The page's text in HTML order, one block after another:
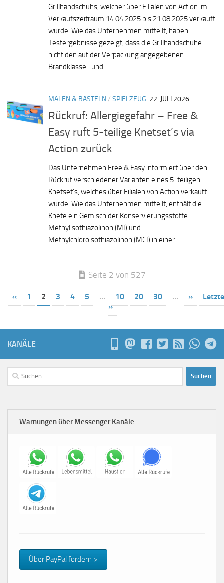
Grillhandschuhs, welcher über Filialen von Action im
Verkaufszeitraum 14⁠.04⁠.2025 bis 21⁠.08⁠.2025 verkauft
wurde. Wie das Unternehmen mitteilt, haben
Testergebnisse gezeigt, dass die Grillhandschuhe
nicht den auf der Verpackung angegebenen
Brandklasse- und...
MALEN & BASTELN/ SPIELZEUG 22. JULI 2026
Rückruf: Allergiegefahr – Free &
Easy ruft 5-teilige Knetset’s via
Action zurück
Das Unternehmen Free & Easy informiert über den
Rückruf verschiedener Varianten eines 5-teiligen
Knetset’s, welches über Filialen von Action verkauft
wurde. Wie das Unternehmen mitteilt, enthält die
Knete ein Gemisch der Konservierungsstoffe
Methylisothiazolinon (MI) und
Methylchloroisothiazolinon (MCI) in einer...
Seite 2 von 527
« 1 2 3 4 5 ... 10 20 30 ... »
Letzte
»
KANÄLE
Suchen
nach:
Warnungen über Messenger Kanäle
Über PayPal fördern >